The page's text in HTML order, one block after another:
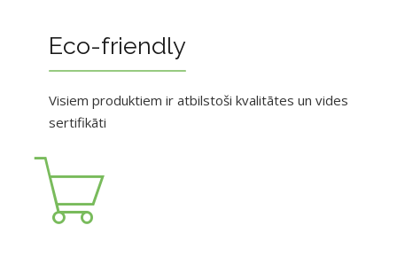
Eco-friendly
Visiem produktiem ir atbilstoši kvalitātes un vides
sertifikāti